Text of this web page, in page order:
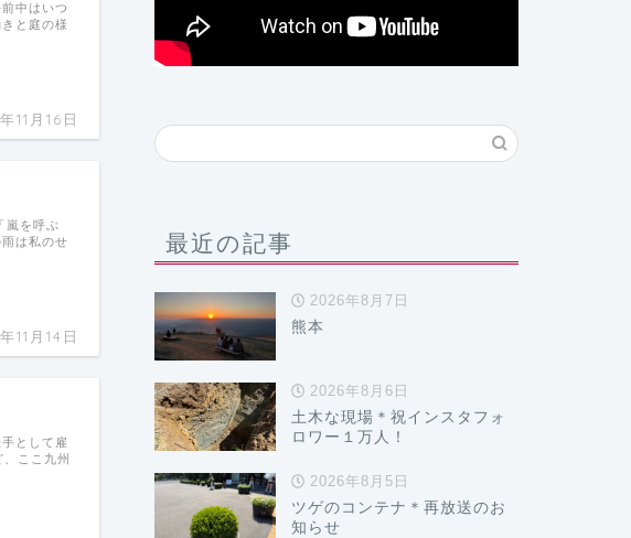
11月16日
中はいつ
と庭の様
11月14日
嵐を呼ぶ
は私のせ
として雇
ここ九州
最近の記事
2026年8月7日
熊本
2026年8月6日
土木な現場＊祝インスタフォ
ロワー１万人！
2026年8月5日
ツゲのコンテナ＊再放送のお
知らせ